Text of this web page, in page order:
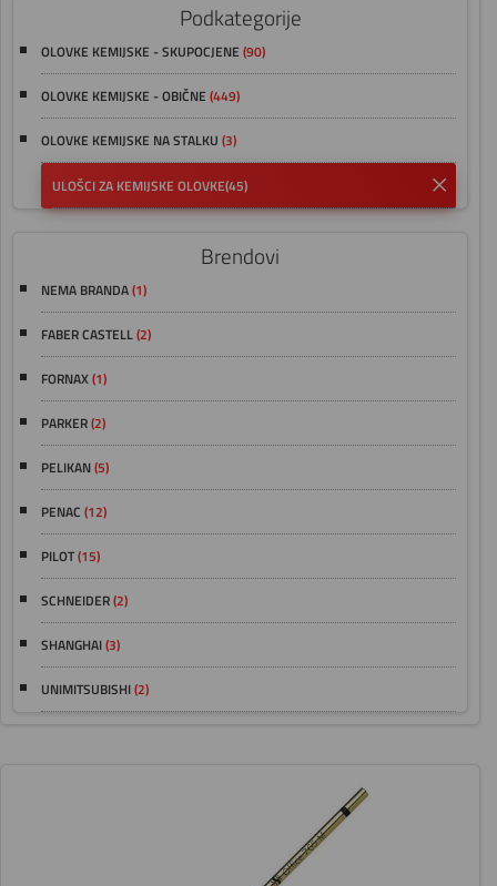
Podkategorije
OLOVKE KEMIJSKE - SKUPOCJENE (90)
OLOVKE KEMIJSKE - OBIČNE (449)
OLOVKE KEMIJSKE NA STALKU (3)
ULOŠCI ZA KEMIJSKE OLOVKE(45)
Brendovi
NEMA BRANDA(1)
FABER CASTELL(2)
FORNAX(1)
PARKER(2)
PELIKAN(5)
PENAC (12)
PILOT(15)
SCHNEIDER(2)
SHANGHAI(3)
UNIMITSUBISHI(2)